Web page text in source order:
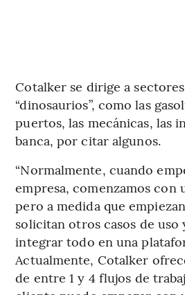
Cotalker se dirige a
“dinosaurios”, como las
puertos, las mecánicas, las
banca, por citar algunos.
“Normalmente, cuando
empresa, comenzamos con
pero a medida que
solicitan otros casos de uso
integrar todo en una
Actualmente, Cotalker
de entre 1 y 4 flujos de